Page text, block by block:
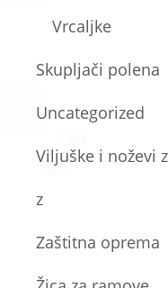
Vrcaljke
Skupljači polena
Uncategorized
Viljuške i noževi
z
Zaštitna oprema